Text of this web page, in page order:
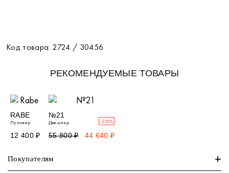
Код товара: 2724 / 30456
РЕКОМЕНДУЕМЫЕ ТОВАРЫ
RABE
Пуловер
12 400 ₽
№21
Джемпер
55 800 ₽ 44 640 ₽
-20%
Покупателям +